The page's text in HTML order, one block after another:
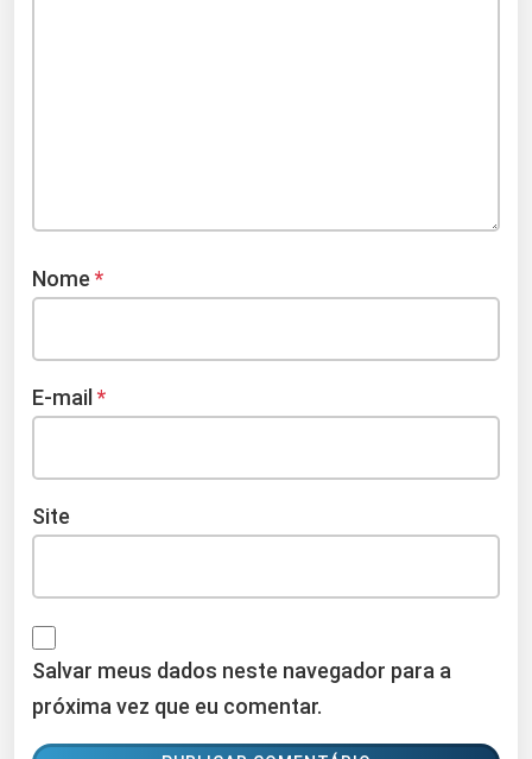
Nome *
E-mail *
Site
Salvar meus dados neste navegador para a
próxima vez que eu comentar.